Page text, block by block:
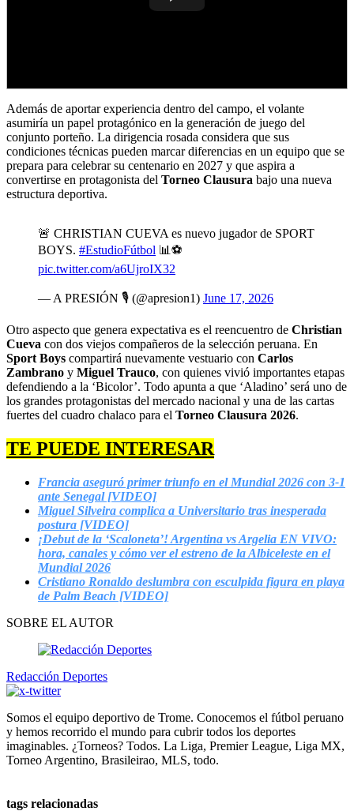
Además de aportar experiencia dentro del campo, el volante
asumiría un papel protagónico en la generación de juego del
conjunto porteño. La dirigencia rosada considera que sus
condiciones técnicas pueden marcar diferencias en un equipo que se
prepara para celebrar su centenario en 2027 y que aspira a
convertirse en protagonista del Torneo Clausura bajo una nueva
estructura deportiva.
🚨 CHRISTIAN CUEVA es nuevo jugador de SPORT
BOYS. #EstudioFútbol 📊⚽️
pic.twitter.com/a6UjroIX32
— A PRESIÓN 🎙️ (@apresion1) June 17, 2026
Otro aspecto que genera expectativa es el reencuentro de Christian
Cueva con dos viejos compañeros de la selección peruana. En
Sport Boys compartirá nuevamente vestuario con Carlos
Zambrano y Miguel Trauco, con quienes vivió importantes etapas
defendiendo a la ‘Bicolor’. Todo apunta a que ‘Aladino’ será uno de
los grandes protagonistas del mercado nacional y una de las cartas
fuertes del cuadro chalaco para el Torneo Clausura 2026.
TE PUEDE INTERESAR
Francia aseguró primer triunfo en el Mundial 2026 con 3-1
ante Senegal [VIDEO]
Miguel Silveira complica a Universitario tras inesperada
postura [VIDEO]
¡Debut de la ‘Scaloneta’! Argentina vs Argelia EN VIVO:
hora, canales y cómo ver el estreno de la Albiceleste en el
Mundial 2026
Cristiano Ronaldo deslumbra con esculpida figura en playa
de Palm Beach [VIDEO]
SOBRE EL AUTOR
Redacción Deportes
Somos el equipo deportivo de Trome. Conocemos el fútbol peruano
y hemos recorrido el mundo para cubrir todos los deportes
imaginables. ¿Torneos? Todos. La Liga, Premier League, Liga MX,
Torneo Argentino, Brasileirao, MLS, todo.
tags relacionadas